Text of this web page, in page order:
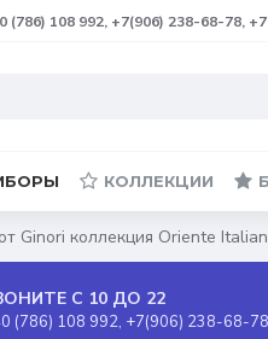
(786) 108 992, +7(906) 238-68-78,
КОЛЛЕКЦИИ
Ginori коллекция Oriente
С 10 ДО 22
(786) 108 992, +7(906) 238-68-